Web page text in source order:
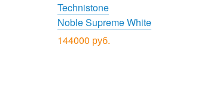
Technistone
Noble Supreme White
144000 руб.